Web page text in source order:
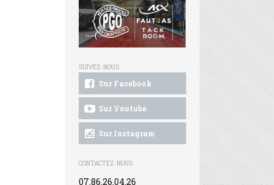
SUIVEZ-NOUS
Sur Facebook
Sur Youtube
Sur Instagram
CONTACTEZ-NOUS
07.86.26.04.26